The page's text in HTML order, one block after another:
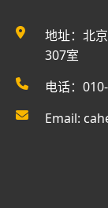
地址：北
307室
电话：
Email: